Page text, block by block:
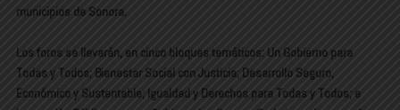
municipios de Sonora.
Los foros se llevarán, en cinco bloques temáticos: Un Gobierno para
Todas y Todos; Bienestar Social con Justicia; Desarrollo Seguro,
Económico y Sustentable; Igualdad y Derechos para Todas y Todos; e